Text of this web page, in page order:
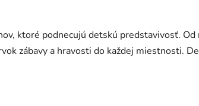
ktoré podnecujú detskú predstavivosť.
zábavy a hravosti do každej miestnosti.